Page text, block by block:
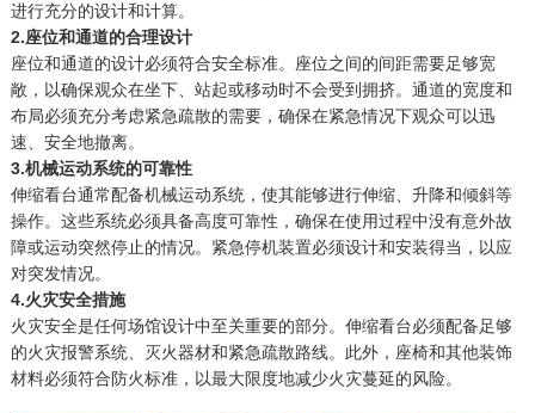
进行充分的设计和计算。
2.座位和通道的合理设计
座位和通道的设计必须符合安全标准。座位之间的间距需要足够宽
敞，以确保观众在坐下、站起或移动时不会受到拥挤。通道的宽度和
布局必须充分考虑紧急疏散的需要，确保在紧急情况下观众可以迅
速、安全地撤离。
3.机械运动系统的可靠性
伸缩看台通常配备机械运动系统，使其能够进行伸缩、升降和倾斜等
操作。这些系统必须具备高度可靠性，确保在使用过程中没有意外故
障或运动突然停止的情况。紧急停机装置必须设计和安装得当，以应
对突发情况。
4.火灾安全措施
火灾安全是任何场馆设计中至关重要的部分。伸缩看台必须配备足够
的火灾报警系统、灭火器材和紧急疏散路线。此外，座椅和其他装饰
材料必须符合防火标准，以最大限度地减少火灾蔓延的风险。